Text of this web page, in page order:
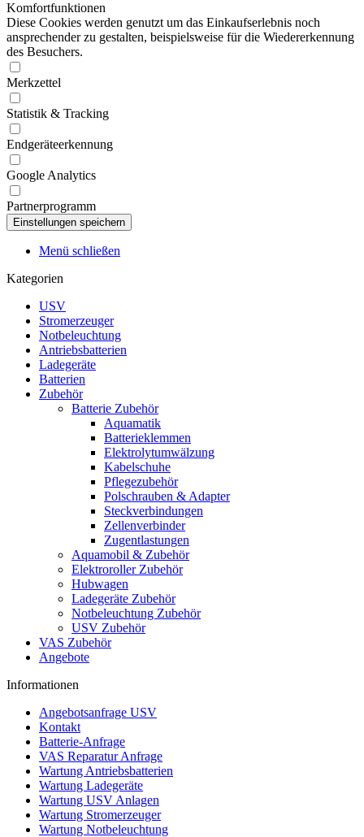
Komfortfunktionen
Diese Cookies werden genutzt um das Einkaufserlebnis noch
ansprechender zu gestalten, beispielsweise für die Wiedererkennung
des Besuchers.
Merkzettel
Statistik & Tracking
Endgeräteerkennung
Google Analytics
Partnerprogramm
Menü schließen
Kategorien
USV
Stromerzeuger
Notbeleuchtung
Antriebsbatterien
Ladegeräte
Batterien
Zubehör
Batterie Zubehör
Aquamatik
Batterieklemmen
Elektrolytumwälzung
Kabelschuhe
Pflegezubehör
Polschrauben & Adapter
Steckverbindungen
Zellenverbinder
Zugentlastungen
Aquamobil & Zubehör
Elektroroller Zubehör
Hubwagen
Ladegeräte Zubehör
Notbeleuchtung Zubehör
USV Zubehör
VAS Zubehör
Angebote
Informationen
Angebotsanfrage USV
Kontakt
Batterie-Anfrage
VAS Reparatur Anfrage
Wartung Antriebsbatterien
Wartung Ladegeräte
Wartung USV Anlagen
Wartung Stromerzeuger
Wartung Notbeleuchtung